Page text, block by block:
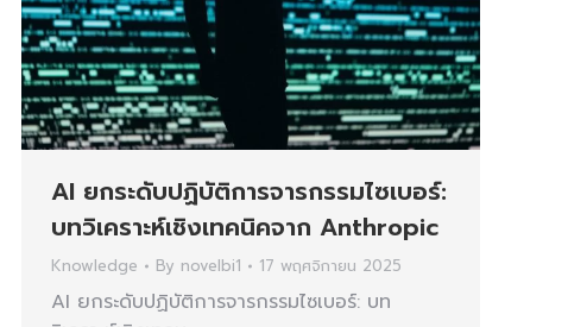
AI ยกระดับปฏิบัติการจารกรรมไซเบอร์:
บทวิเคราะห์เชิงเทคนิคจาก Anthropic
Knowledge By novelbi1 17 พฤศจิกายน 2025
AI ยกระดับปฏิบัติการจารกรรมไซเบอร์: บท